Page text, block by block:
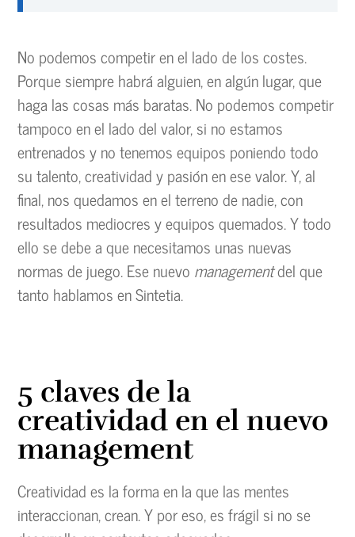
No podemos competir en el lado de los costes.
Porque siempre habrá alguien, en algún lugar, que
haga las cosas más baratas. No podemos competir
tampoco en el lado del valor, si no estamos
entrenados y no tenemos equipos poniendo todo
su talento, creatividad y pasión en ese valor. Y, al
final, nos quedamos en el terreno de nadie, con
resultados mediocres y equipos quemados. Y todo
ello se debe a que necesitamos unas nuevas
normas de juego. Ese nuevo managementdel que
tanto hablamos en Sintetia.
5 claves de la
creatividad en el nuevo
management
Creatividad es la forma en la que las mentes
interaccionan, crean. Y por eso, es frágil si no se